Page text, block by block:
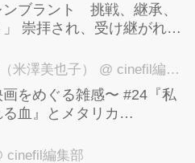
ンブラント 挑戦、継承、
崇拝され、受け継がれ、
9月23日まで開催中！
米澤美也子） @ cinefil編集部
をめぐる雑感〜 #24『私
血』とメタリカ
cinefil編集部